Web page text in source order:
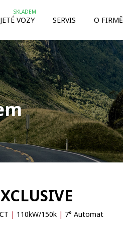
VOZY SERVIS O FIRMĚ
| 110kW/150k | 7° Automat